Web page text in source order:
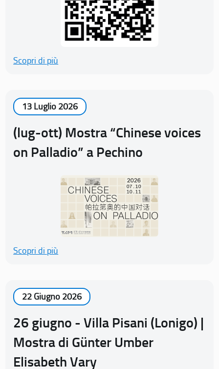
Scopri di più
13 Luglio 2026
(lug-ott) Mostra “Chinese voices
on Palladio” a Pechino
Scopri di più
22 Giugno 2026
26 giugno - Villa Pisani (Lonigo) |
Mostra di Günter Umber
Elisabeth Vary